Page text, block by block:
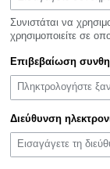
Συνιστάται να
χρησιμοποιείτε σε
Επιβεβαίωση
Διεύθυνση